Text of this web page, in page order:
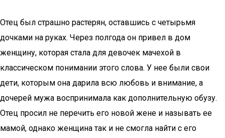
Отец был страшно растерян, оставшись с четырьмя
дочками на руках. Через полгода он привел в дом
женщину, которая стала для девочек мачехой в
классическом понимании этого слова. У нее были свои
дети, которым она дарила всю любовь и внимание, а
дочерей мужа воспринимала как дополнительную обузу.
Отец просил не перечить его новой жене и называть ее
мамой, однако женщина так и не смогла найти с его